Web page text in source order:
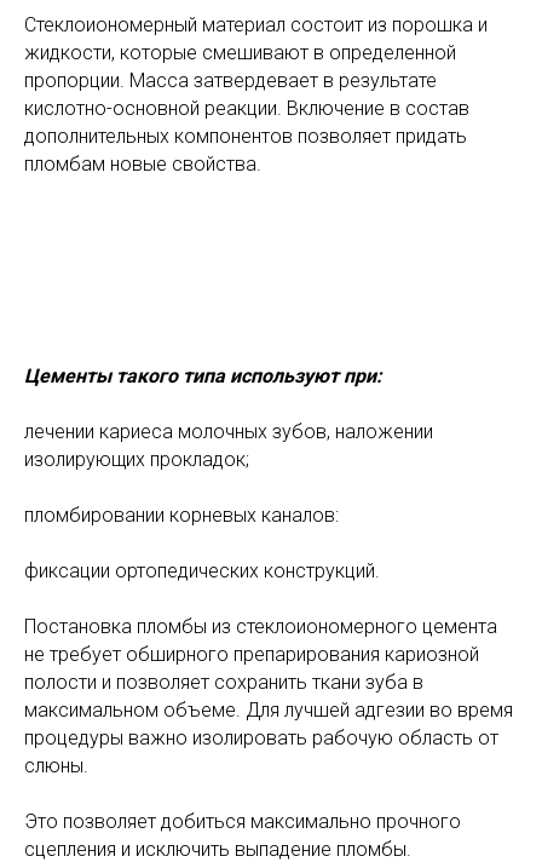
Стеклоиономерный материал состоит из порошка и
жидкости, которые смешивают в определенной
пропорции. Масса затвердевает в результате
кислотно-основной реакции. Включение в состав
дополнительных компонентов позволяет придать
пломбам новые свойства.
Цементы такого типа используют при:
лечении кариеса молочных зубов, наложении
изолирующих прокладок;
пломбировании корневых каналов:
фиксации ортопедических конструкций.
Постановка пломбы из стеклоиономерного цемента
не требует обширного препарирования кариозной
полости и позволяет сохранить ткани зуба в
максимальном объеме. Для лучшей адгезии во время
процедуры важно изолировать рабочую область от
слюны.
Это позволяет добиться максимально прочного
сцепления и исключить выпадение пломбы.